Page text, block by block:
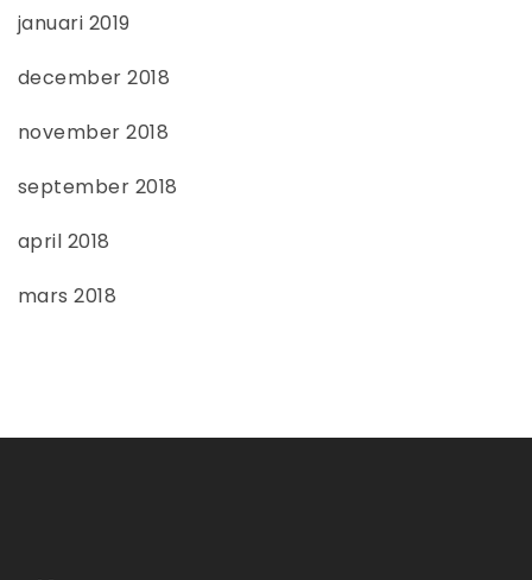
januari 2019
december 2018
november 2018
september 2018
april 2018
mars 2018